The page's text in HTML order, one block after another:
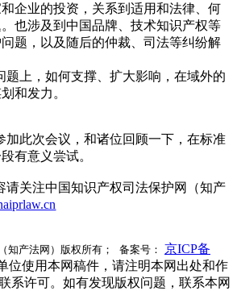
企业的投资，关系到适用和法律、何
也涉及到中国品牌、技术知识产权等
题，以及随后的仲裁、司法等纠纷解
题上，如何支撑、扩大影响，在域外的
和发力。
加此次会议，和诸位回顾一下，在标准
有意义尝试。
请关注中国知识产权司法保护网（知产
知产法网）版权所有； 备案号： 京ICP备
位使用本网稿件，请注明本网出处和作
系许可。如有发现版权问题，联系本网